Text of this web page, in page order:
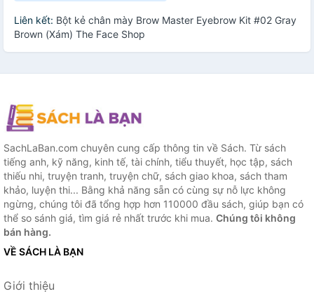
Liên kết: Bột kẻ chân mày Brow Master Eyebrow Kit #02 Gray
Brown (Xám) The Face Shop
SachLaBan.com chuyên cung cấp thông tin về Sách. Từ sách
tiếng anh, kỹ năng, kinh tế, tài chính, tiểu thuyết, học tập, sách
thiếu nhi, truyện tranh, truyện chữ, sách giao khoa, sách tham
khảo, luyện thi... Bằng khả năng sẵn có cùng sự nỗ lực không
ngừng, chúng tôi đã tổng hợp hơn 110000 đầu sách, giúp bạn có
thể so sánh giá, tìm giá rẻ nhất trước khi mua. Chúng tôi không
bán hàng.
VỀ SÁCH LÀ BẠN
Giới thiệu